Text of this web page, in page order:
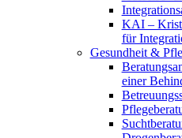
KAI –
für
Gesundheit &
einer